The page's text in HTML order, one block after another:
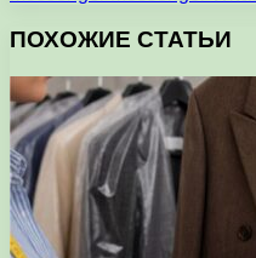
ПОХОЖИЕ СТАТЬИ